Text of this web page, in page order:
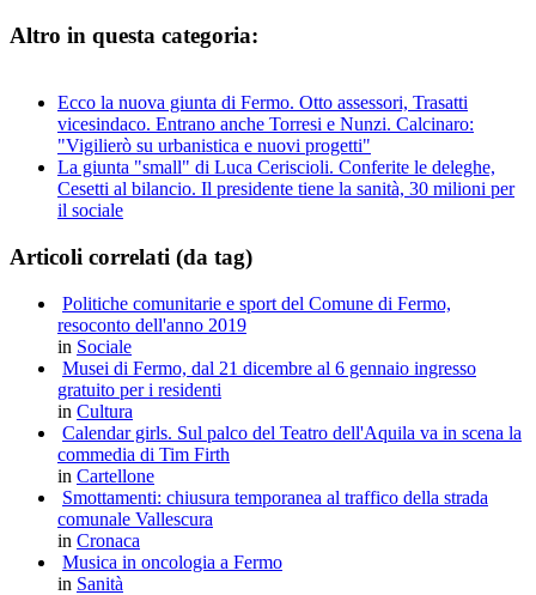
Altro in questa categoria:
Ecco la nuova giunta di Fermo. Otto assessori, Trasatti
vicesindaco. Entrano anche Torresi e Nunzi. Calcinaro:
"Vigilierò su urbanistica e nuovi progetti"
La giunta "small" di Luca Ceriscioli. Conferite le deleghe,
Cesetti al bilancio. Il presidente tiene la sanità, 30 milioni per
il sociale
Articoli correlati (da tag)
Politiche comunitarie e sport del Comune di Fermo,
resoconto dell'anno 2019
in Sociale
Musei di Fermo, dal 21 dicembre al 6 gennaio ingresso
gratuito per i residenti
in Cultura
Calendar girls. Sul palco del Teatro dell'Aquila va in scena la
commedia di Tim Firth
in Cartellone
Smottamenti: chiusura temporanea al traffico della strada
comunale Vallescura
in Cronaca
Musica in oncologia a Fermo
in Sanità